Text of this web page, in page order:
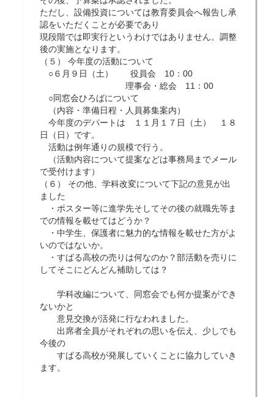
ただし、設備投資については教育委員会へ報告し承
認をいただくことが必要であり
現段階では即実行というわけではありません。調整
後の実施となります。
（５） 今年度の活動について
○６月９日（土） 役員会 10：00
理事会・総会 11：00
○同窓会ひろばについて
（内容・準備日程・人員募集案内）
今年度のデパートは １１月１７日（土） １８
日（日）です。
活動は例年通りの規模で行う。
（活動内容について提案などは事務局までメール
で受付けます）
（６） その他、学科改変について下記の意見が出
ました
・ポスター等に進学先そしてその後の就職先等ま
での情報を載せてはどうか？
・中学生、保護者に魅力的な情報を載せた方がよ
いのではないか。
・すばる高校の売りは何なのか？部活動を売りに
してそこにどんどん補助しては？
学科改編について、同窓会でも何か提案ができ
ないかと
意見交換が活発に行なわれました。
出席者全員がそれぞれの思いを伝え、少しでも
今後の
すばる高校が発展していくことに協力していき
ます。